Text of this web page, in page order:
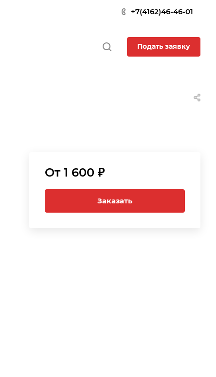
+7(4162)46-46-01
Подать заявку
От 1 600 ₽
Заказать